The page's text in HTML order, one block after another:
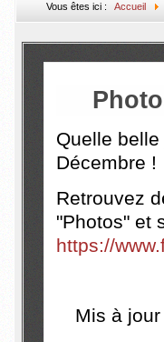
Vous êtes ici :Accueil
Quelle
Décembre !
Retrouvez
"Photos" et
https://
Mis à